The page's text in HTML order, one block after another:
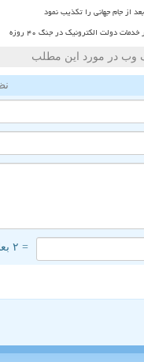
از جام جهانی را تکذیب نمود
دولت الکترونیک در جنگ ۴۰ روزه
وب در مورد این مطلب
= ۲ بعلاوه ۴